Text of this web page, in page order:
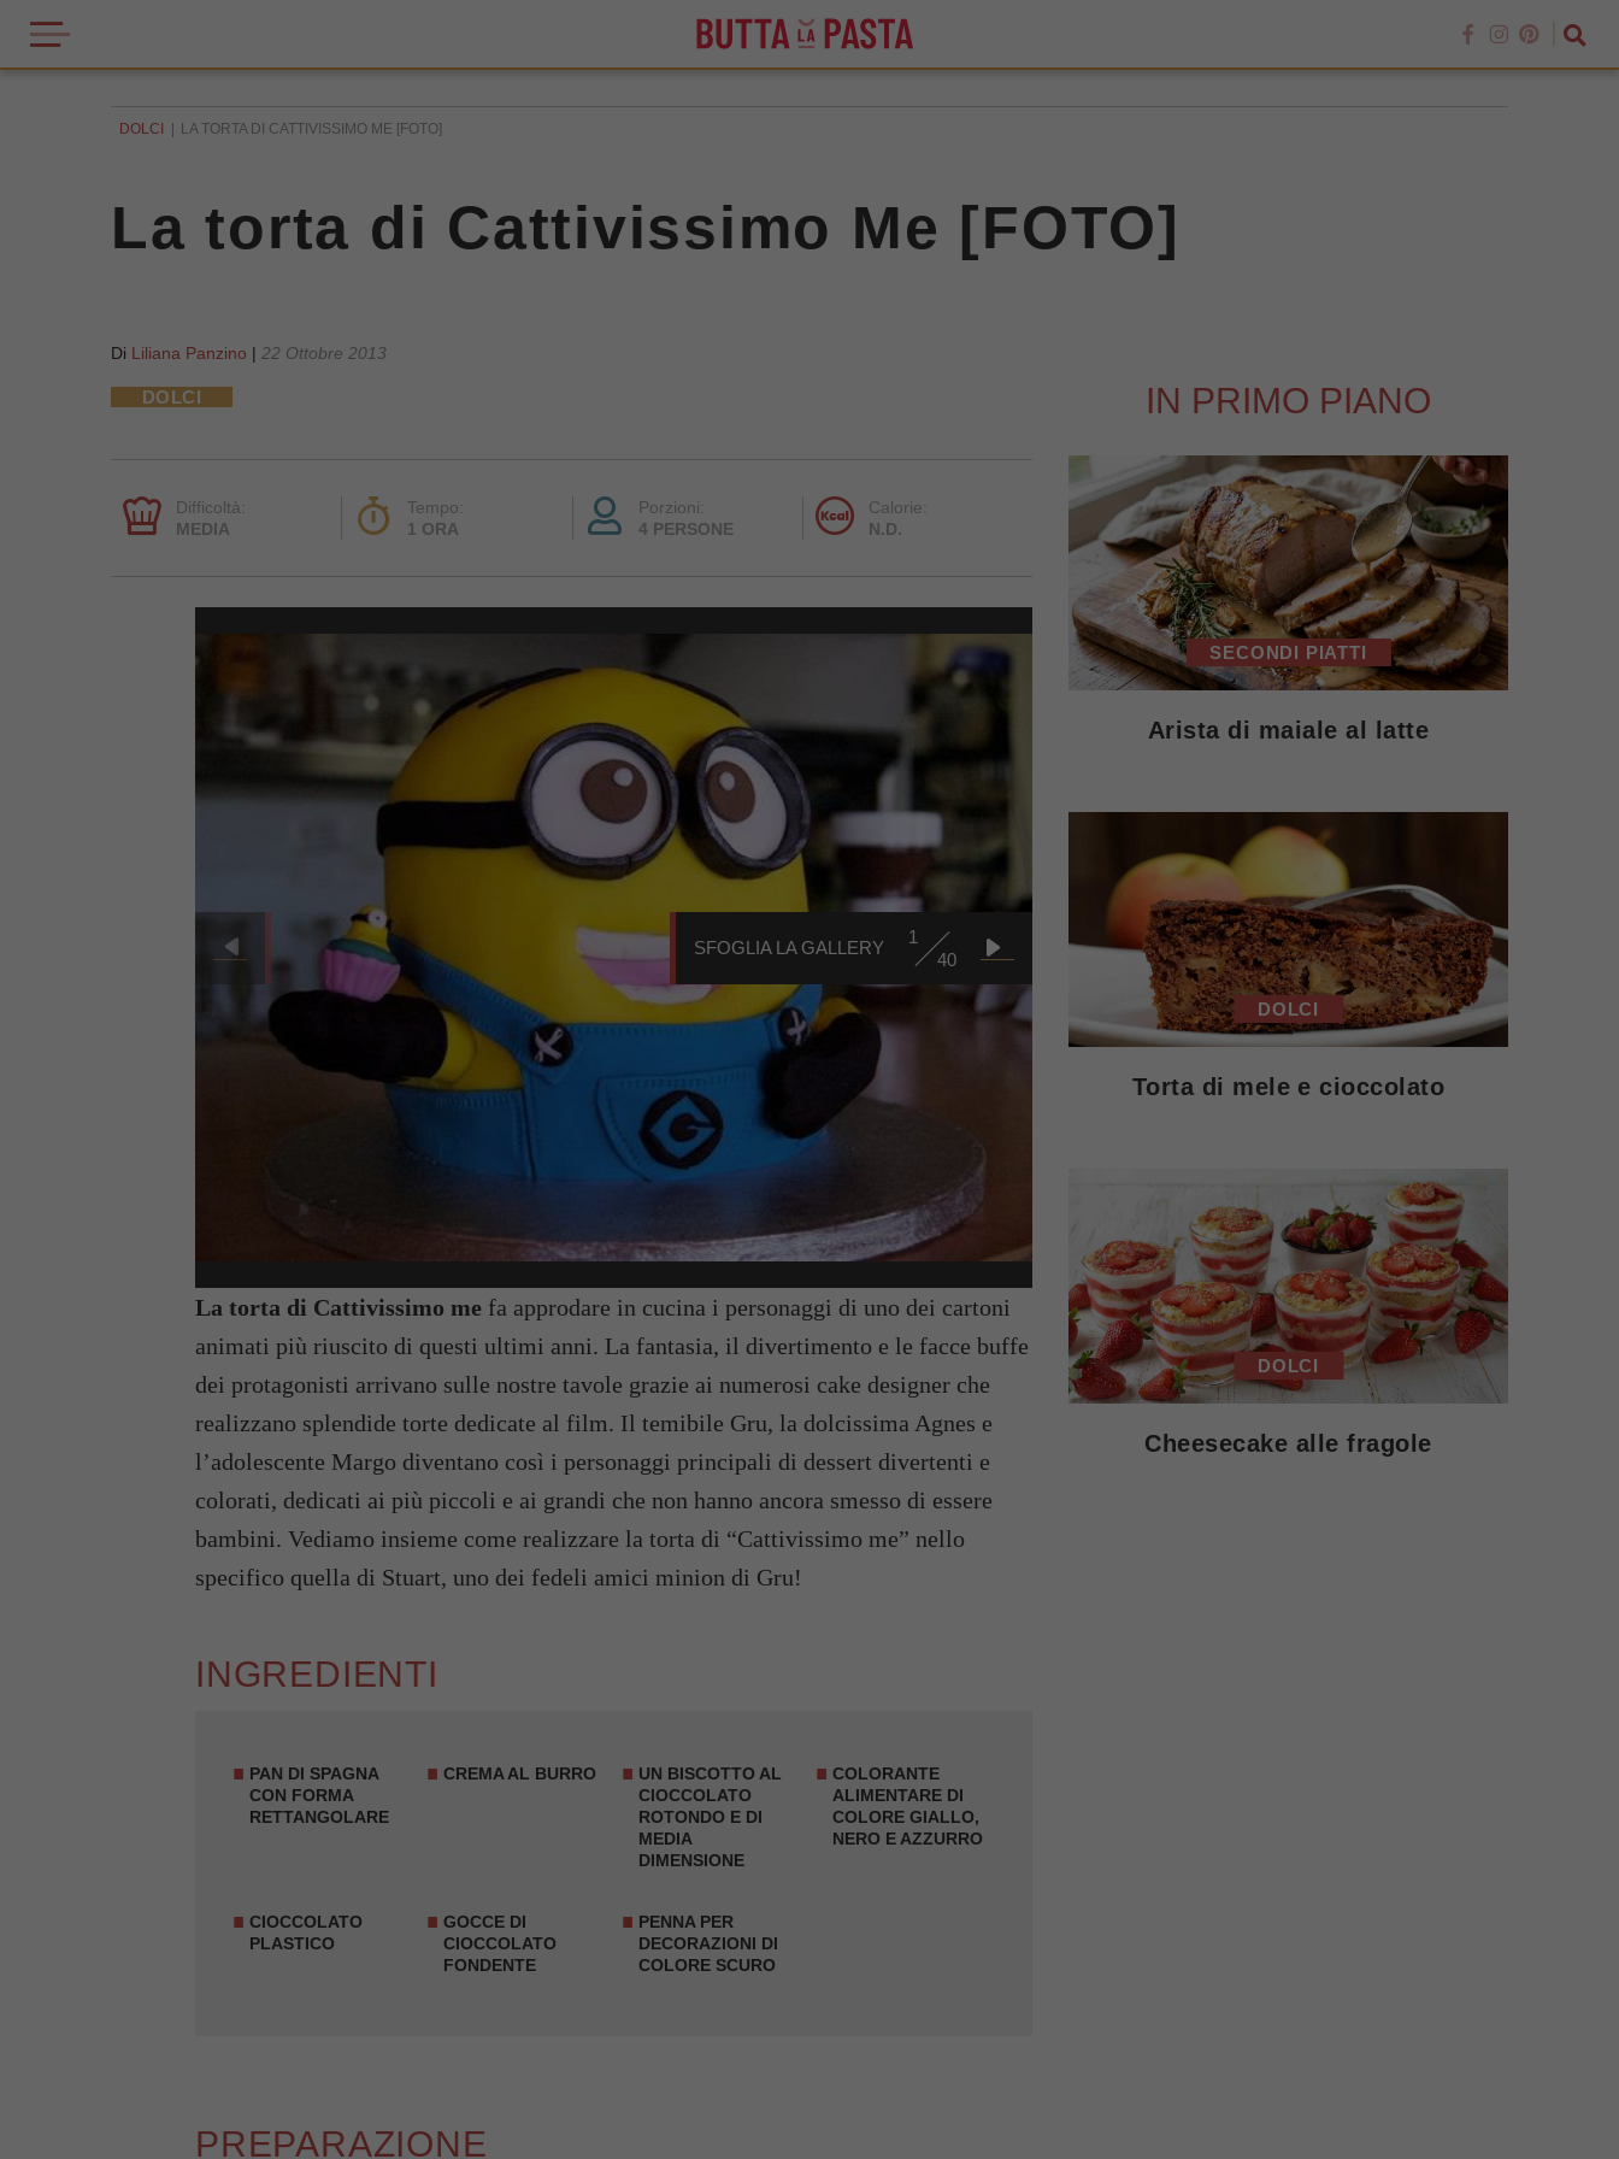
DOLCI LA TORTA DI CATTIVISSIMO ME [FOTO]
La torta di Cattivissimo Me [FOTO]
Di Liliana Panzino | 22 Ottobre 2013
DOLCI
Difficoltà:
MEDIA
Tempo:
1 ORA
Porzioni:
4 PERSONE
Calorie:
N.D.
SFOGLIA LA GALLERY
1
40
La torta di Cattivissimo me fa approdare in cucina i personaggi di uno dei cartoni
animati più riuscito di questi ultimi anni. La fantasia, il divertimento e le facce buffe
dei protagonisti arrivano sulle nostre tavole grazie ai numerosi cake designer che
realizzano splendide torte dedicate al film. Il temibile Gru, la dolcissima Agnes e
l’adolescente Margo diventano così i personaggi principali di dessert divertenti e
colorati, dedicati ai più piccoli e ai grandi che non hanno ancora smesso di essere
bambini. Vediamo insieme come realizzare la torta di “Cattivissimo me” nello
specifico quella di Stuart, uno dei fedeli amici minion di Gru!
INGREDIENTI
PAN DI SPAGNA
CON FORMA
RETTANGOLARE
CREMA AL BURRO
UN BISCOTTO AL
CIOCCOLATO
ROTONDO E DI
MEDIA
DIMENSIONE
COLORANTE
ALIMENTARE DI
COLORE GIALLO,
NERO E AZZURRO
CIOCCOLATO
PLASTICO
GOCCE DI
CIOCCOLATO
FONDENTE
PENNA PER
DECORAZIONI DI
COLORE SCURO
PREPARAZIONE
IN PRIMO PIANO
SECONDI PIATTI
Arista di maiale al latte
DOLCI
Torta di mele e cioccolato
DOLCI
Cheesecake alle fragole